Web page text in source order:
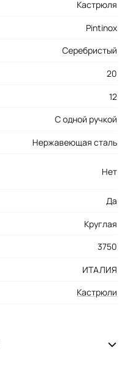
Кастрюля
Pintinox
Серебристый
20
12
С одной ручкой
Нержавеющая сталь
Нет
Да
Круглая
3750
ИТАЛИЯ
Кастрюли